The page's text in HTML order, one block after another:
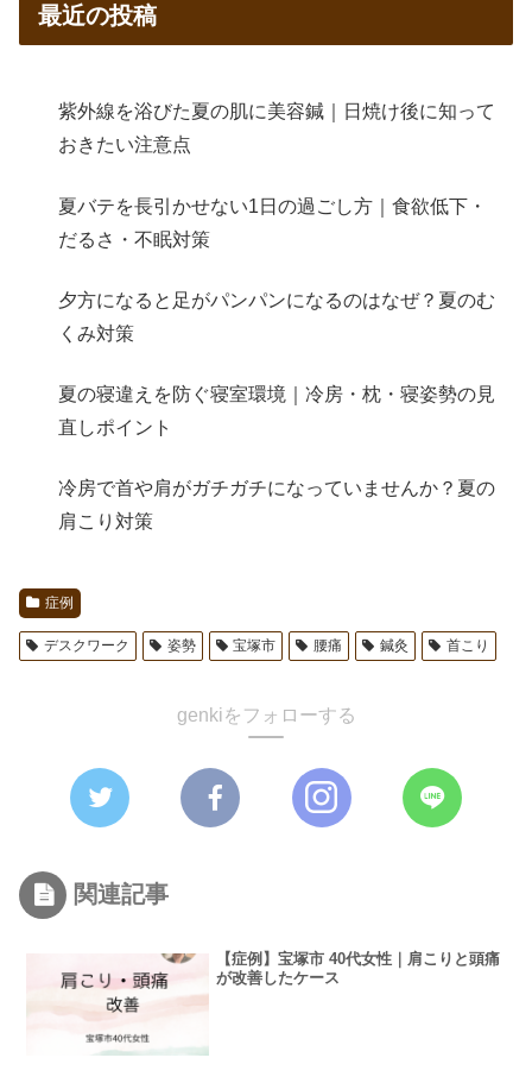
最近の投稿
紫外線を浴びた夏の肌に美容鍼｜日焼け後に知って
おきたい注意点
夏バテを長引かせない1日の過ごし方｜食欲低下・
だるさ・不眠対策
夕方になると足がパンパンになるのはなぜ？夏のむ
くみ対策
夏の寝違えを防ぐ寝室環境｜冷房・枕・寝姿勢の見
直しポイント
冷房で首や肩がガチガチになっていませんか？夏の
肩こり対策
症例
デスクワーク 姿勢 宝塚市 腰痛 鍼灸 首こり
genkiをフォローする
関連記事
【症例】宝塚市 40代女性｜肩こりと頭痛
が改善したケース